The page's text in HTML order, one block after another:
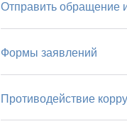
Отправить обращение
Формы заявлений
Противодействие